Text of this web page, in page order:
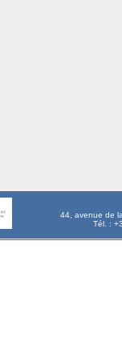
44, avenue de
Tél. :